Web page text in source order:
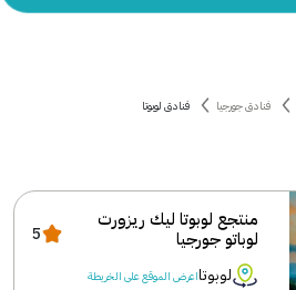
فنادق جورجيا فنادق لوبوتا
منتجع لوبوتا ليك ريزورت
لوباتو جورجيا
5
لوبوتااعرض الموقع على الخريطة